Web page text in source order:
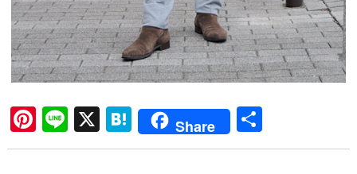
Pi
nt
Li
ne
X
H
at
Share
有